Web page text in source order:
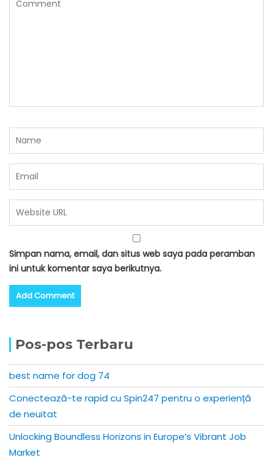
Simpan nama, email, dan situs web saya pada peramban
ini untuk komentar saya berikutnya.
Pos-pos Terbaru
best name for dog 74
Conectează-te rapid cu Spin247 pentru o experiență
de neuitat
Unlocking Boundless Horizons in Europe’s Vibrant Job
Market